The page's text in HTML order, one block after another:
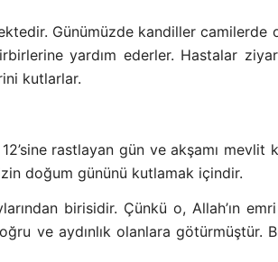
Günümüzde kandiller camilerde
yardım ederler. Hastalar
kutlarlar.
rastlayan gün ve akşamı
doğum gününü kutlamak içindir.
birisidir. Çünkü o, Allah’ın
ve aydınlık olanlara götürmüştür.